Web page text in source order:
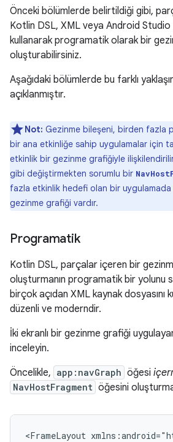
Önceki bölümlerde belirtildiği gibi,
Kotlin DSL, XML veya Android Studio
kullanarak programatik olarak bir
oluşturabilirsiniz.
Aşağıdaki bölümlerde bu farklı
açıklanmıştır.
Not: Gezinme bileşeni, birden fazla
bir ana etkinliğe sahip uygulamalar için
etkinlik bir gezinme grafiğiyle
gibi değiştirmekten sorumlu bir
fazla etkinlik hedefi olan bir
gezinme grafiği vardır.
Programatik
Kotlin DSL, parçalar içeren bir
oluşturmanın programatik bir yolunu
birçok açıdan XML kaynak dosyasını
düzenli ve moderndir.
İki ekranlı bir gezinme grafiği
inceleyin.
Öncelikle, app:navGraph öğesi
NavHostFragment öğesini
<FrameLayout